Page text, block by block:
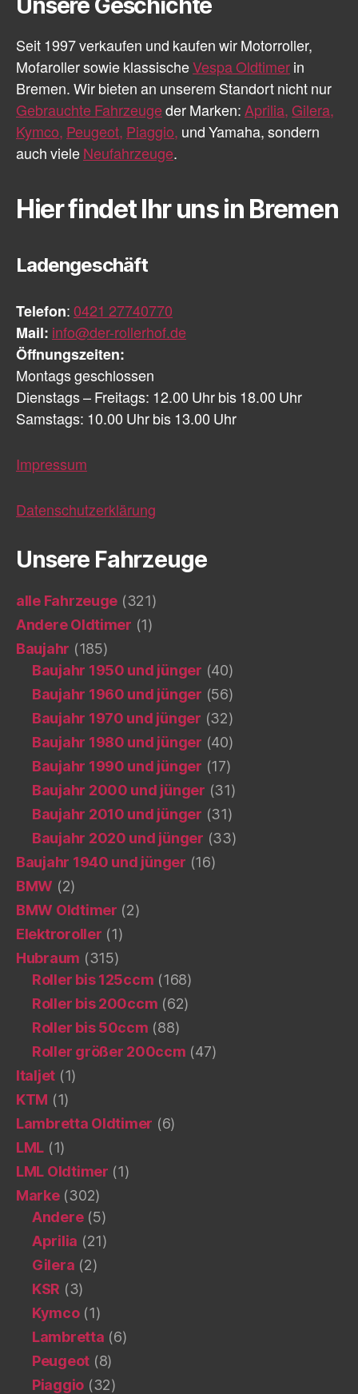
Seit 1997 verkaufen und kaufen wir Motorroller,
Mofaroller sowie klassischeVespa Oldtimer in
Bremen. Wir bieten an unserem Standort nicht nur
Gebrauchte Fahrzeugeder Marken: Aprilia, Gilera,
Kymco, Peugeot, Piaggio, und Yamaha, sondern
auch viele Neufahrzeuge.
Hier findet Ihr uns in Bremen
Ladengeschäft
Telefon: 0421 27740770
Mail: info@der-rollerhof.de
Öffnungszeiten:
Montags geschlossen
Dienstags – Freitags: 12.00 Uhr bis 18.00 Uhr
Samstags: 10.00 Uhr bis 13.00 Uhr
Impressum
Datenschutzerklärung
Unsere Fahrzeuge
alle Fahrzeuge (321)
Andere Oldtimer (1)
Baujahr (185)
Baujahr 1950 und jünger (40)
Baujahr 1960 und jünger (56)
Baujahr 1970 und jünger (32)
Baujahr 1980 und jünger (40)
Baujahr 1990 und jünger (17)
Baujahr 2000 und jünger (31)
Baujahr 2010 und jünger (31)
Baujahr 2020 und jünger (33)
Baujahr 1940 und jünger (16)
BMW (2)
BMW Oldtimer (2)
Elektroroller (1)
Hubraum (315)
Roller bis 125ccm (168)
Roller bis 200ccm (62)
Roller bis 50ccm (88)
Roller größer 200ccm (47)
Italjet (1)
KTM (1)
Lambretta Oldtimer (6)
LML (1)
LML Oldtimer (1)
Marke(302)
Andere(5)
Aprilia (21)
Gilera (2)
KSR (3)
Kymco(1)
Lambretta (6)
Peugeot (8)
Piaggio (32)